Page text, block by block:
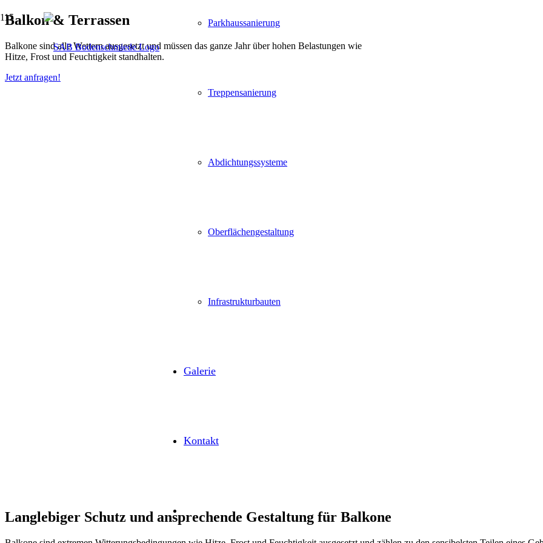
Parkhaussanierung
Treppensanierung
Abdichtungssysteme
Oberflächengestaltung
Infrastrukturbauten
Galerie
Kontakt
Balkon & Terrassen
Balkone sind alle Wettern ausgesetzt und müssen das ganze Jahr über hohen Belastungen wie
Hitze, Frost und Feuchtigkeit standhalten.
Jetzt anfragen!
Langlebiger Schutz und ansprechende Gestaltung für Balkone